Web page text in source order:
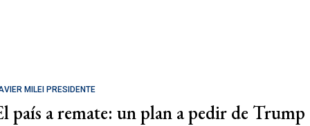
MILEI PRESIDENTE
país a remate: un plan a pedir de Trump